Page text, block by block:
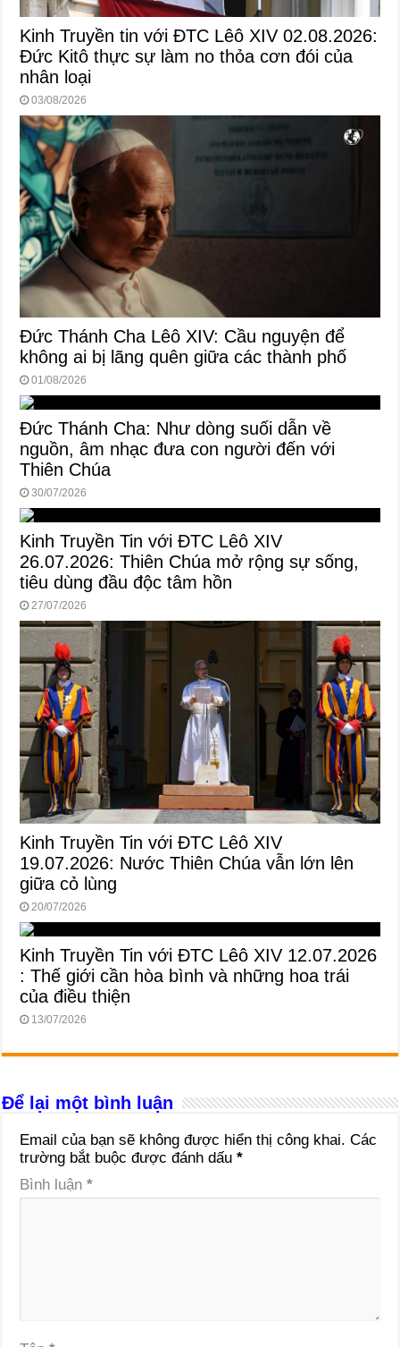
Kinh Truyền tin với ĐTC Lêô XIV 02.08.2026:
Đức Kitô thực sự làm no thỏa cơn đói của
nhân loại
03/08/2026
Đức Thánh Cha Lêô XIV: Cầu nguyện để
không ai bị lãng quên giữa các thành phố
01/08/2026
Đức Thánh Cha: Như dòng suối dẫn về
nguồn, âm nhạc đưa con người đến với
Thiên Chúa
30/07/2026
Kinh Truyền Tin với ĐTC Lêô XIV
26.07.2026: Thiên Chúa mở rộng sự sống,
tiêu dùng đầu độc tâm hồn
27/07/2026
Kinh Truyền Tin với ĐTC Lêô XIV
19.07.2026: Nước Thiên Chúa vẫn lớn lên
giữa cỏ lùng
20/07/2026
Kinh Truyền Tin với ĐTC Lêô XIV 12.07.2026
: Thế giới cần hòa bình và những hoa trái
của điều thiện
13/07/2026
Để lại một bình luận
Email của bạn sẽ không được hiển thị công khai. Các
trường bắt buộc được đánh dấu*
Bình luận*